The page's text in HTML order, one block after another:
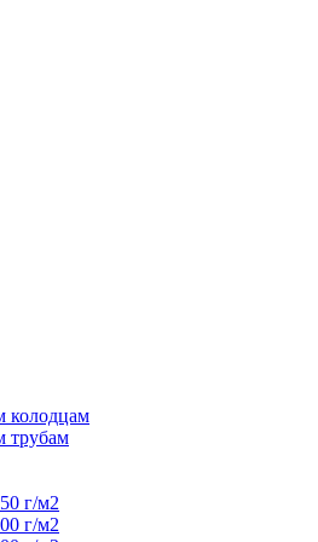
колодцам
трубам
г/м2
г/м2